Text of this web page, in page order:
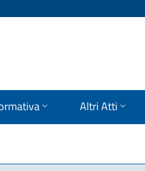
Altri Atti